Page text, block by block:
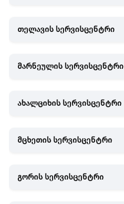
თელავის სერვისცენტრი
მარნეულის სერვისცენტრი
ახალციხის სერვისცენტრი
მცხეთის სერვისცენტრი
გორის სერვისცენტრი